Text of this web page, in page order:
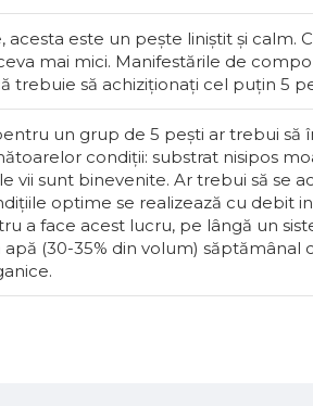
acesta este un pește liniștit și calm.
mai mici. Manifestările de
trebuie să achiziționați cel puțin 5
un grup de 5 pești ar trebui să
condiții: substrat nisipos
vii sunt binevenite. Ar trebui să se
optime se realizează cu debit
a face acest lucru, pe lângă un
(30-35% din volum) săptămânal